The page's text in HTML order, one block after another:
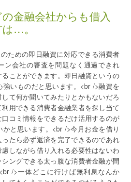
金融会社からも借入
…。
ための即日融資に対応できる消費者
ン会社の審査を問題なく通過できれ
ことができます。即日融資というの
いものだと思います。<br />融資を
て何か聞いてみたりとかもないだろ
用できる消費者金融業者を探し当て
コミ情報をできるだけ活用するのが
と思います。<br />今月お金を借り
たら必ず返済を完了できるのであれ
しながら借り入れる必要性はないわ
ングできる太っ腹な消費者金融が間
/>一体どこに行けば無利息なんか